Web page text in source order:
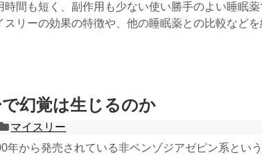
時間も短く、副作用も少ない使い勝手のよい睡眠薬
スリーの効果の特徴や、他の睡眠薬との比較などを
幻覚は生じるのか
マイスリー
年から発売されている非ベンゾジアゼピン系とい